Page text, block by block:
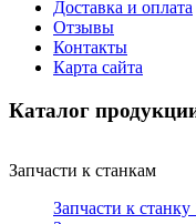
Доставка и оплата
Отзывы
Контакты
Карта сайта
Каталог
Запчасти к станкам
Запчасти к